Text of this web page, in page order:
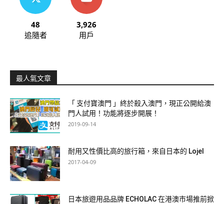
48
追隨者
3,926
用戶
最人氣文章
「 支付寶澳門 」終於殺入澳門，現正公開給澳
門人試用！功能將逐步開展！
2019-09-14
耐用又性價比高的旅行箱，來自日本的 Lojel
2017-04-09
日本旅遊用品品牌 ECHOLAC 在港澳市場推前掀